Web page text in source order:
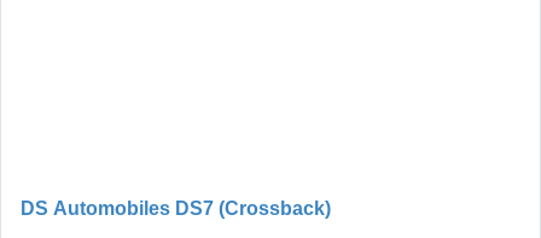
DS Automobiles DS7 (Crossback)